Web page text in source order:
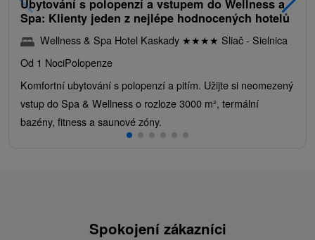
Ubytování s polopenzí a vstupem do Wellness a
Spa: Klienty jeden z nejlépe hodnocených hotelů
Wellness & Spa Hotel Kaskady ★★★★ Sliač - Sielnica
Od 1 NociPolopenze
Komfortní ubytování s polopenzí a pitím. Užijte si neomezený
vstup do Spa & Wellness o rozloze 3000 m², termální
bazény, fitness a saunové zóny.
Spokojení zákazníci